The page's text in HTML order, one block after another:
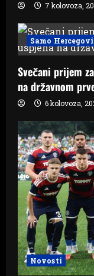
7 kolovoza,
Samo
Svečani prijem
na državnom
6 kolovoza,
Novosti